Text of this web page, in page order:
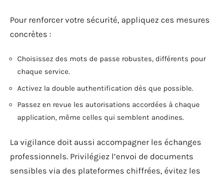
Pour renforcer votre sécurité, appliquez ces mesures
concrètes :
Choisissez des mots de passe robustes, différents pour
chaque service.
Activez la double authentification dès que possible.
Passez en revue les autorisations accordées à chaque
application, même celles qui semblent anodines.
La vigilance doit aussi accompagner les échanges
professionnels. Privilégiez l’envoi de documents
sensibles via des plateformes chiffrées, évitez les